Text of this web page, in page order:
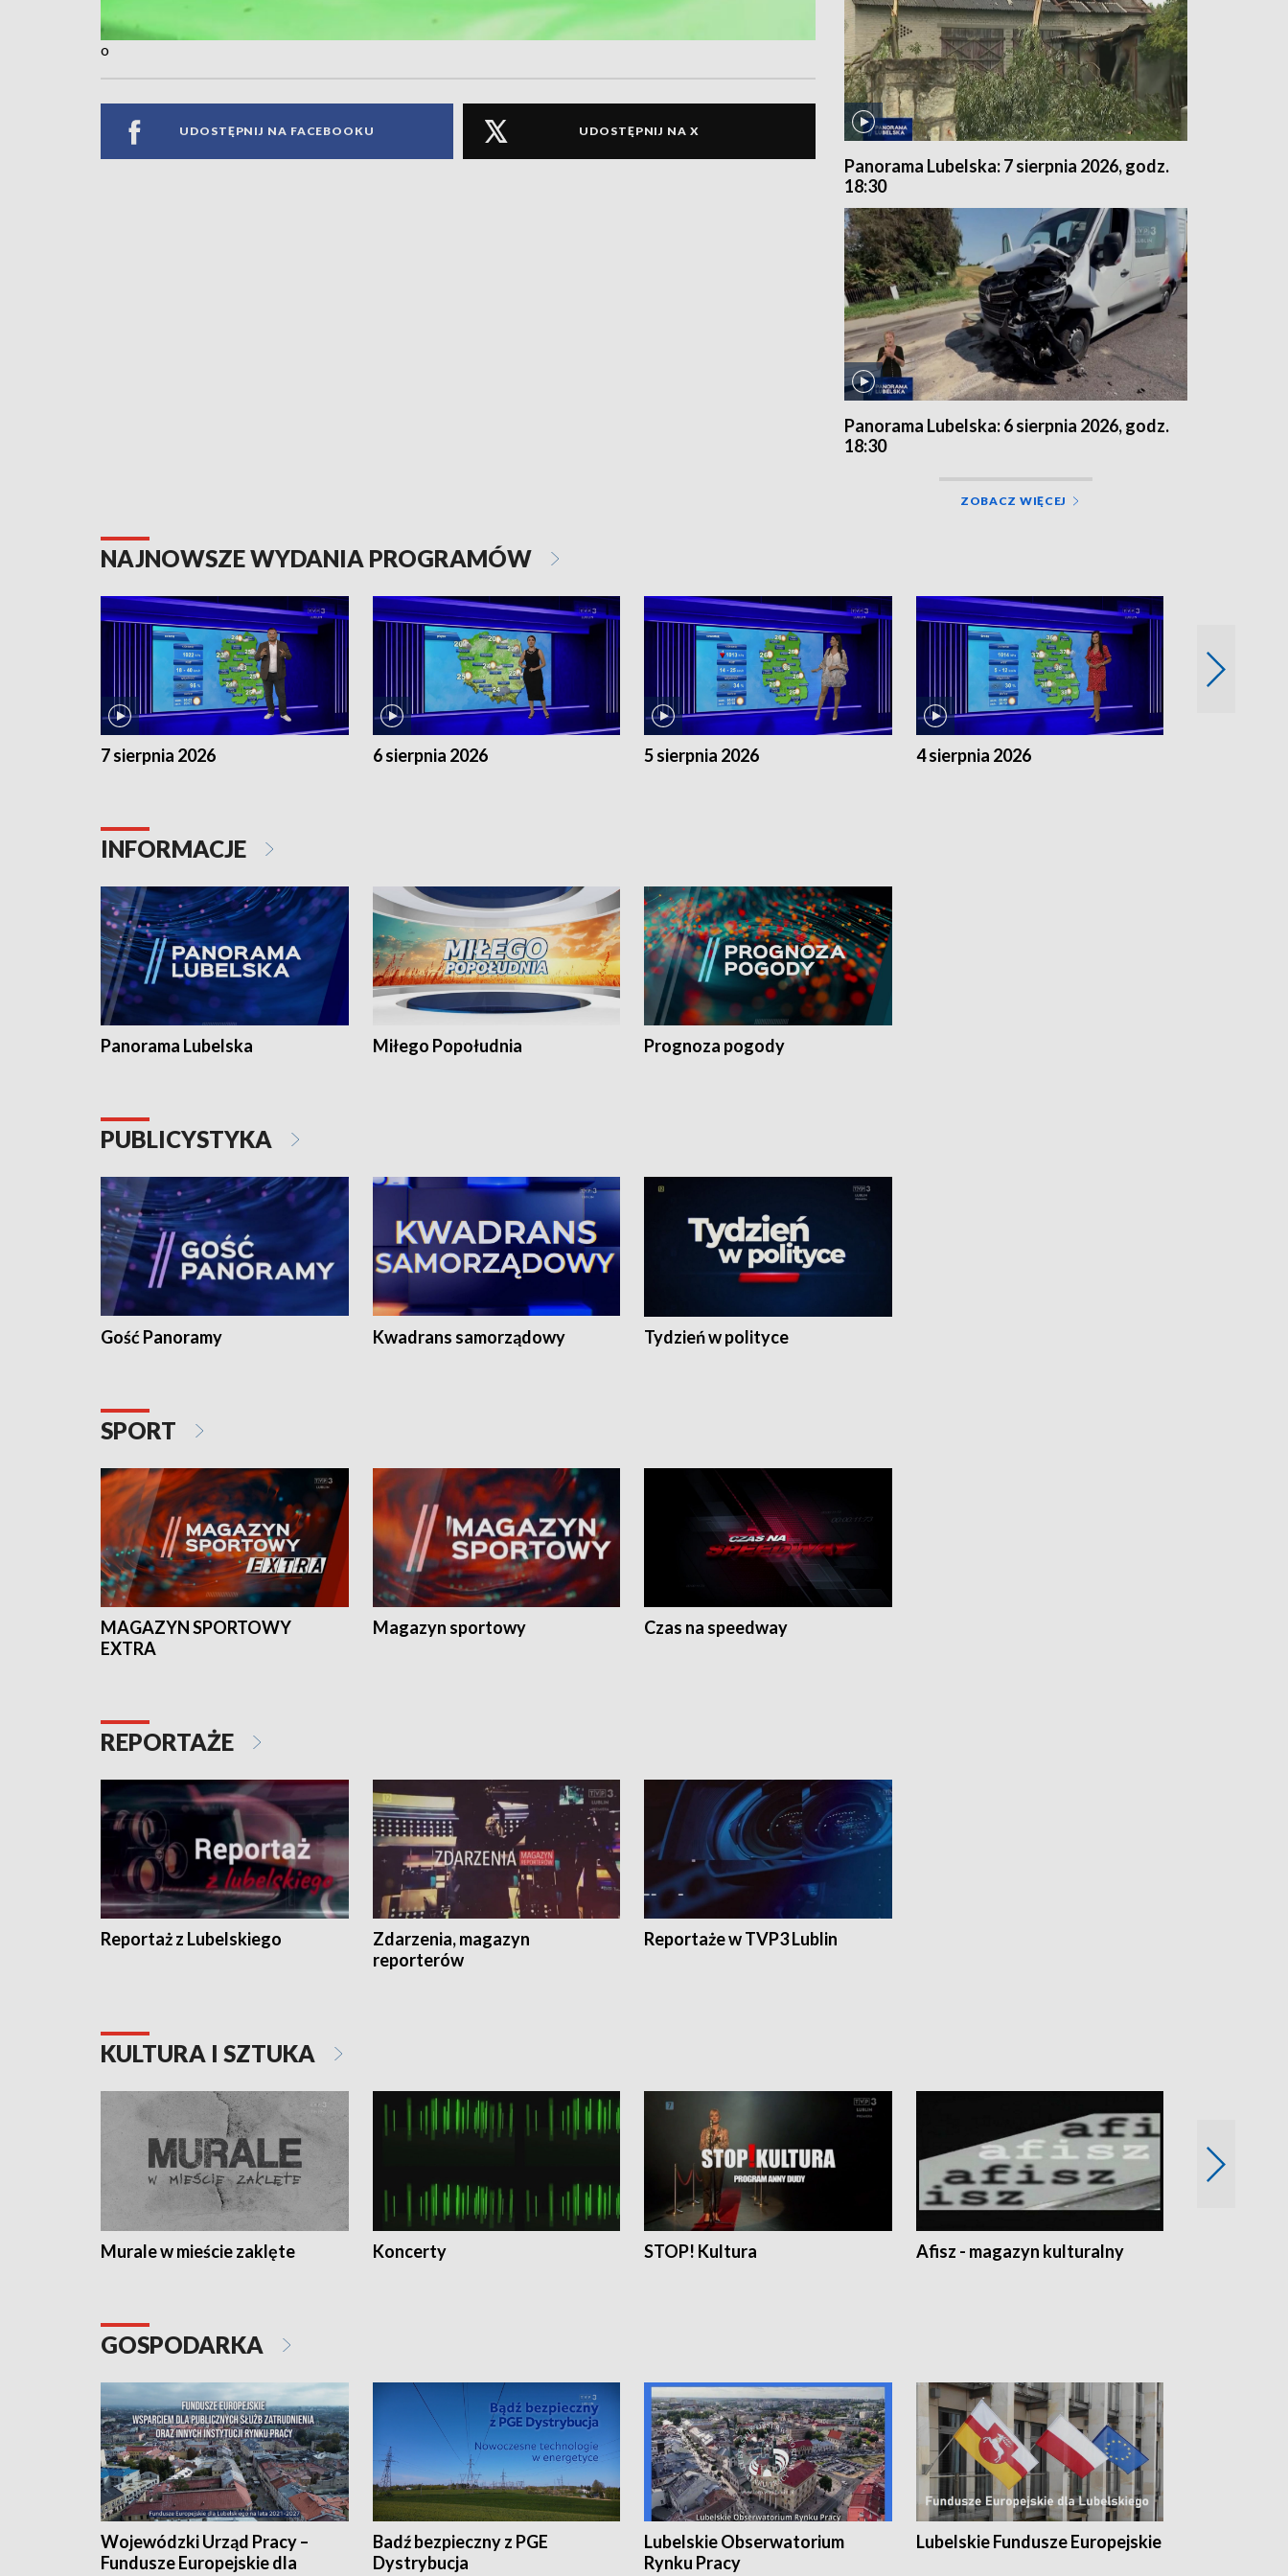
o
UDOSTĘPNIJ NA FACEBOOKU UDOSTĘPNIJ NA X
Panorama Lubelska: 7 sierpnia 2026, godz.
18:30
Panorama Lubelska: 6 sierpnia 2026, godz.
18:30
ZOBACZ WIĘCEJ
NAJNOWSZE WYDANIA PROGRAMÓW
7 sierpnia 2026 6 sierpnia 2026 5 sierpnia 2026 4 sierpnia 2026
INFORMACJE
Panorama Lubelska Miłego Popołudnia Prognoza pogody
PUBLICYSTYKA
Gość Panoramy Kwadrans samorządowy Tydzień w polityce
SPORT
MAGAZYN SPORTOWY
EXTRA
Magazyn sportowy Czas na speedway
REPORTAŻE
Reportaż z Lubelskiego
Zdarzenia, magazyn
reporterów
Reportaże w TVP3 Lublin
KULTURA I SZTUKA
Murale w mieście zaklęte Koncerty STOP! Kultura Afisz - magazyn kulturalny
GOSPODARKA
Wojewódzki Urząd Pracy –
Fundusze Europejskie dla
Badź bezpieczny z PGE
Dystrybucja
Lubelskie Obserwatorium
Rynku Pracy
Lubelskie Fundusze Europejskie